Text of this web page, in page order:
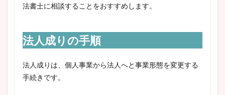
法書士に相談することをおすすめします。
法人成りの手順
法人成りは、個人事業から法人へと事業形態を変更する
手続きです。